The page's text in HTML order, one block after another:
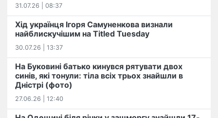
31.07.26 | 08:37
Хід українця Ігоря Самуненкова визнали
найблискучішим на Titled Tuesday
30.07.26 | 13:37
На Буковині батько кинувся рятувати двох
синів, які тонули: тіла всіх трьох знайшли в
Дністрі (фото)
27.06.26 | 12:40